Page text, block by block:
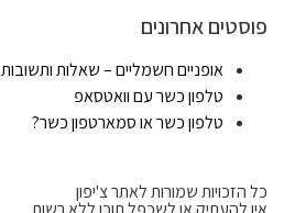
פוסטים אחרונים
אופניים חשמליים – שאלות ותשובות
טלפון כשר עם וואטסאפ
טלפון כשר או סמארטפון כשר?
כל הזכויות שמורות לאתר צ'יפון